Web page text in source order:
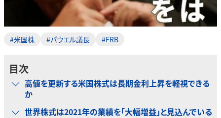
#米国株 #パウエル議長 #FRB
目次
高値を更新する米国株式は長期金利上昇を軽視できる
か
世界株式は2021年の業績を「大幅増益」と見込んでいる